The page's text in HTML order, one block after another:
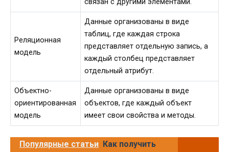
связан с другими элементами.
Реляционная
модель
Данные организованы в виде
таблиц, где каждая строка
представляет отдельную запись, а
каждый столбец представляет
отдельный атрибут.
Объектно-
ориентированная
модель
Данные организованы в виде
объектов, где каждый объект
имеет свои свойства и методы.
Популярные статьи Как получить